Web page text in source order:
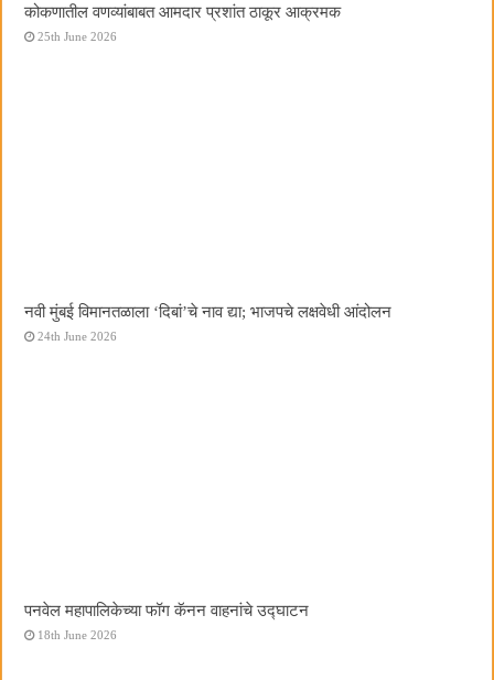
कोकणातील वणव्यांबाबत आमदार प्रशांत ठाकूर आक्रमक
25th June 2026
नवी मुंबई विमानतळाला ‌‘दिबां‌’चे नाव द्या; भाजपचे लक्षवेधी आंदोलन
24th June 2026
पनवेल महापालिकेच्या फॉग कॅनन वाहनांचे उद्घाटन
18th June 2026